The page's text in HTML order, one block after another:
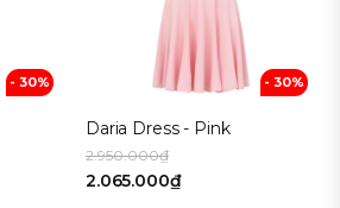
- 30% - 30%
Daria Dress - Pink
2.950.000₫
2.065.000₫